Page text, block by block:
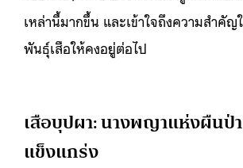
เหล่านี้มากขึ้น และเข้าใจถึงความสำคัญ
พันธุ์เสือให้คงอยู่ต่อไป
เสือบุปผา: นางพญาแห่งผืน
แข็งแกร่ง